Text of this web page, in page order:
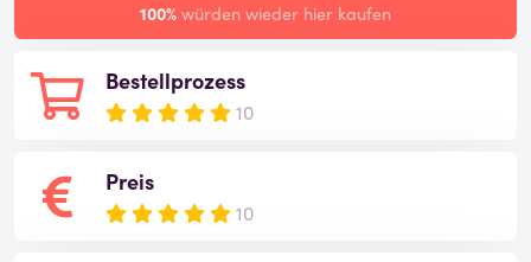
Bestellprozess
10
Preis
10
100% würden wieder hier kaufen